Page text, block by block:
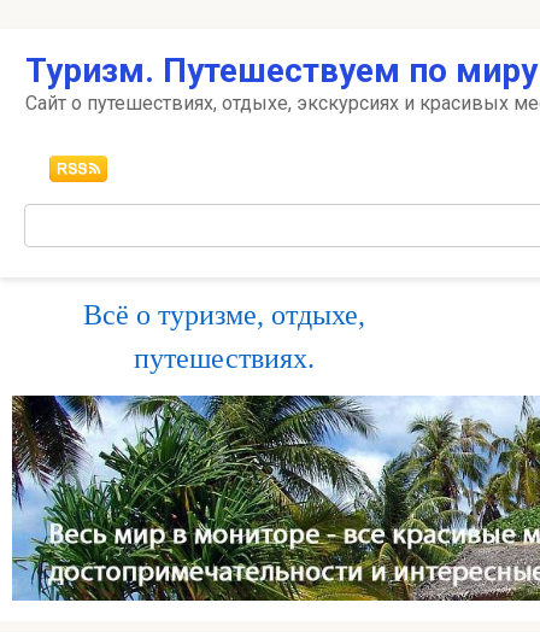
контенту
Туризм. Путешествуем по
Сайт о путешествиях, отдыхе, экскурсиях и красивых
Всё о туризме, отдыхе,
путешествиях.